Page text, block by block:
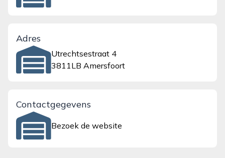
Adres
Utrechtsestraat 4
3811LB Amersfoort
Contactgegevens
Bezoek de website